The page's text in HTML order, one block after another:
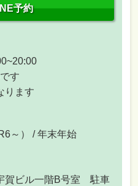
予約
す
ります
～） / 年末年始
賀ビル一階B号室 駐車